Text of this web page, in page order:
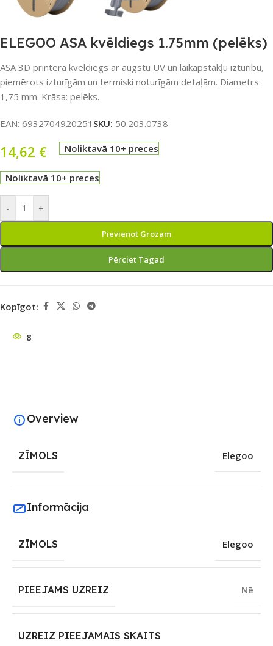
ELEGOO ASA kvēldiegs 1.75mm (pelēks)
ASA 3D printera kvēldiegs ar augstu UV un laikapstākļu izturību,
piemērots izturīgām un termiski noturīgām detaļām. Diametrs:
1,75 mm. Krāsa: pelēks.
EAN: 6932704920251 SKU: 50.203.0738
14,62 € Noliktavā 10+ preces
Noliktavā 10+ preces
- +
Pievienot Grozam
Pērciet Tagad
Kopīgot:
8
Overview
ZĪMOLS Elegoo
Informācija
ZĪMOLS Elegoo
PIEEJAMS UZREIZ Nē
UZREIZ PIEEJAMAIS SKAITS